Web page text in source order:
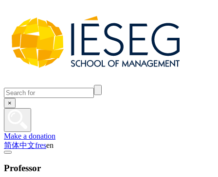
×
Make a donation
简体中文fresen
Professor